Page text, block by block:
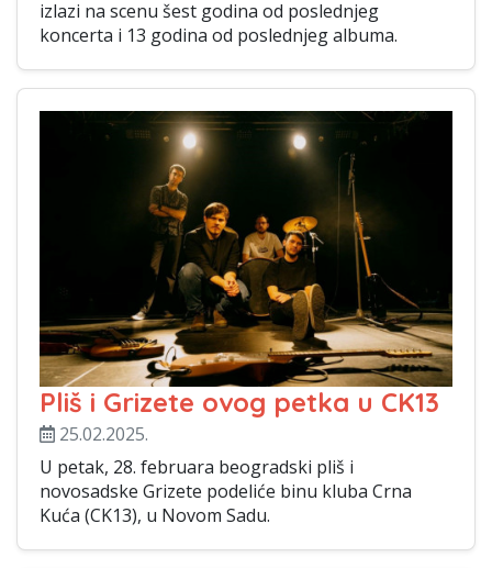
izlazi na scenu šest godina od poslednjeg
koncerta i 13 godina od poslednjeg albuma.
Pliš i Grizete ovog petka u CK13
25.02.2025.
U petak, 28. februara beogradski pliš i
novosadske Grizete podeliće binu kluba Crna
Kuća (CK13), u Novom Sadu.